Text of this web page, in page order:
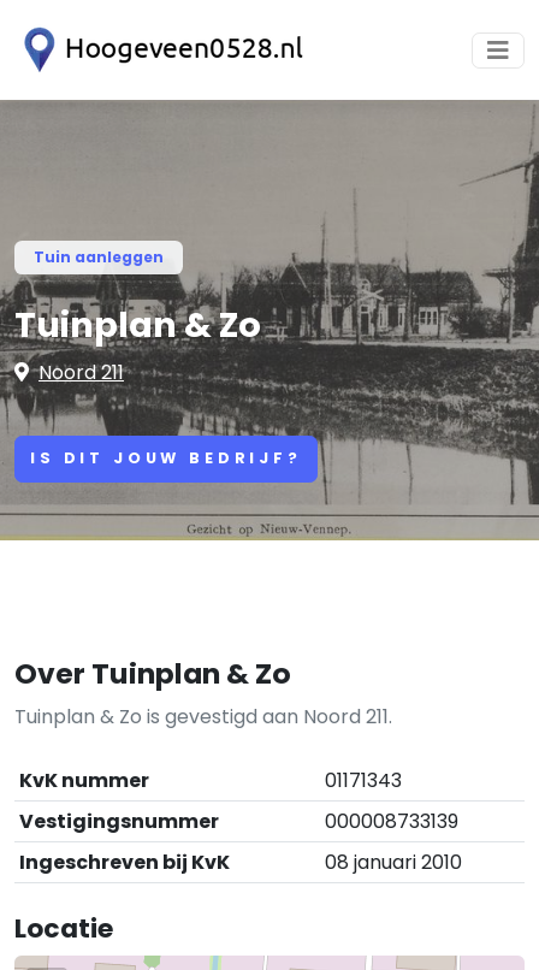
Tuin aanleggen
Tuinplan & Zo
Noord 211
IS DIT JOUW BEDRIJF?
Over Tuinplan & Zo
Tuinplan & Zo is gevestigd aan Noord 211.
KvK nummer
01171343
Vestigingsnummer
000008733139
Ingeschreven bij KvK
08 januari 2010
Locatie